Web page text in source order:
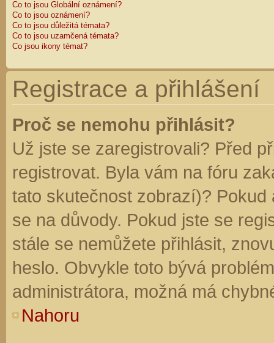
Co to jsou Globální oznámení?
Co to jsou oznámení?
Co to jsou důležitá témata?
Co to jsou uzamčená témata?
Co jsou ikony témat?
Registrace a přihlášení
Proč se nemohu přihlásit?
Už jste se zaregistrovali? Před
registrovat. Byla vám na fóru
tato skutečnost zobrazí)?
se na důvody. Pokud jste se
stále se nemůžete přihlásit,
heslo. Obvykle toto bývá
administrátora, možná má
Nahoru